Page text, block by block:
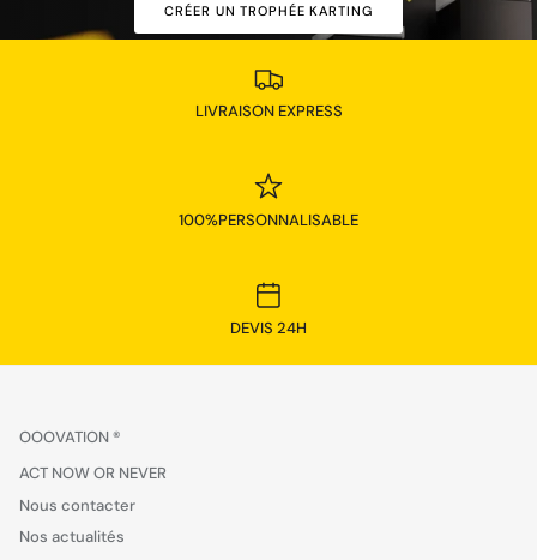
CRÉER UN TROPHÉE KARTING
LIVRAISON EXPRESS
100%PERSONNALISABLE
DEVIS 24H
OOOVATION ®
ACT NOW OR NEVER
Nous contacter
Nos actualités